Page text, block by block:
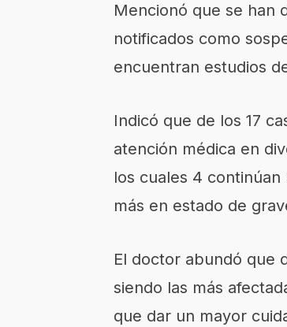
Mencionó que se han
notificados como
encuentran estudios
Indicó que de los 17
atención médica en
los cuales 4
más en estado de
El doctor abundó que
siendo las más
que dar un mayor